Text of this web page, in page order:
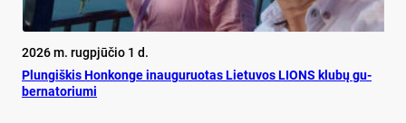
2026 m. rugpjūčio 1 d.
Plun­giš­kis Hon­kon­ge inau­gu­ruo­tas Lie­tu­vos LIONS klu­bų gu­
ber­na­to­riu­mi